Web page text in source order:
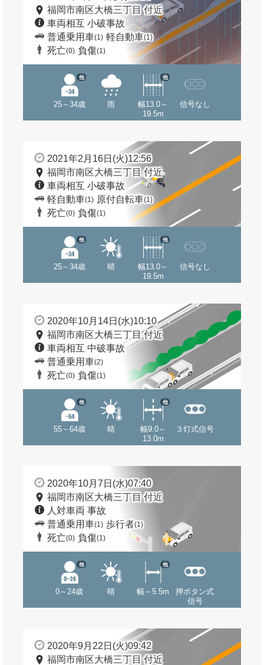
福岡市南区大橋三丁目 付近
車両相互 小破事故
普通乗用車(1) 軽自動車(1)
死亡(0) 負傷(1)
25～34歳
他
雨
幅13.0～
19.5m
他
信号なし
2021年2月16日(火)12:56
福岡市南区大橋三丁目 付近
車両相互 小破事故
軽自動車(1) 原付自転車(1)
死亡(0) 負傷(1)
25～34歳
他
晴
幅13.0～
19.5m
他
信号なし
2020年10月14日(水)10:10
福岡市南区大橋三丁目 付近
車両相互 中破事故
普通乗用車(2)
死亡(0) 負傷(1)
55～64歳
他
晴
幅9.0～
13.0m
他
３灯式信号
2020年10月7日(水)07:40
福岡市南区大橋三丁目 付近
人対車両 事故
普通乗用車(1) 歩行者(1)
死亡(0) 負傷(1)
0～24歳
他
晴 幅～5.5m
他
押ボタン式
信号
2020年9月22日(火)09:42
福岡市南区大橋三丁目 付近